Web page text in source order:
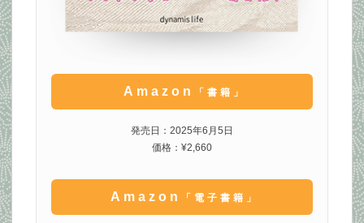
Amazon 「書籍」
発売日：2025年6月5日
価格：¥2,660
Amazon 「電子書籍」